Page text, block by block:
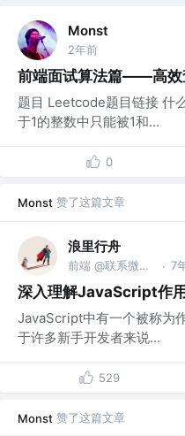
Monst
2年前
前端面试算法篇——高效
题目 Leetcode题目链接 什
于1的整数中只能被1和...
0
Monst 赞了这篇文章
浪里行舟
前端 @联系微信frontJS · 7
深入理解JavaScript作
JavaScript中有一个被称为
于许多新手开发者来说...
529
Monst 赞了这篇文章